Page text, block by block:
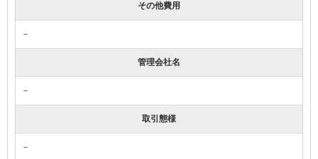
その他費用
－
管理会社名
－
取引態様
－